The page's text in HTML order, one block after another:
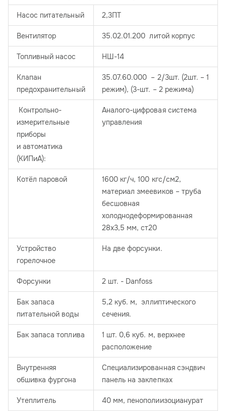
Насос питательный 2,3ПТ
Вентилятор 35.02.01.200 литой корпус
Топливный насос НШ-14
Клапан
предохранительный
35.07.60.000 – 2/3шт. (2шт. – 1
режим), (3-шт. – 2 режима)
Контрольно-
измерительные
приборы
и автоматика
(КИПиА):
Аналого-цифровая система
управления
Котёл паровой
1600 кг/ч, 100 кгс/см2,
материал змеевиков – труба
бесшовная
холоднодеформированная
28х3,5 мм, ст20
Устройство
горелочное
На две форсунки.
Форсунки 2 шт. - Danfoss
Бак запаса
питательной воды
5,2 куб. м, эллиптического
сечения.
Бак запаса топлива
1 шт. 0,6 куб. м, верхнее
расположение
Внутренняя
обшивка фургона
Специализированная сэндвич
панель на заклепках
Утеплитель 40 мм, пенополиизоцианурат